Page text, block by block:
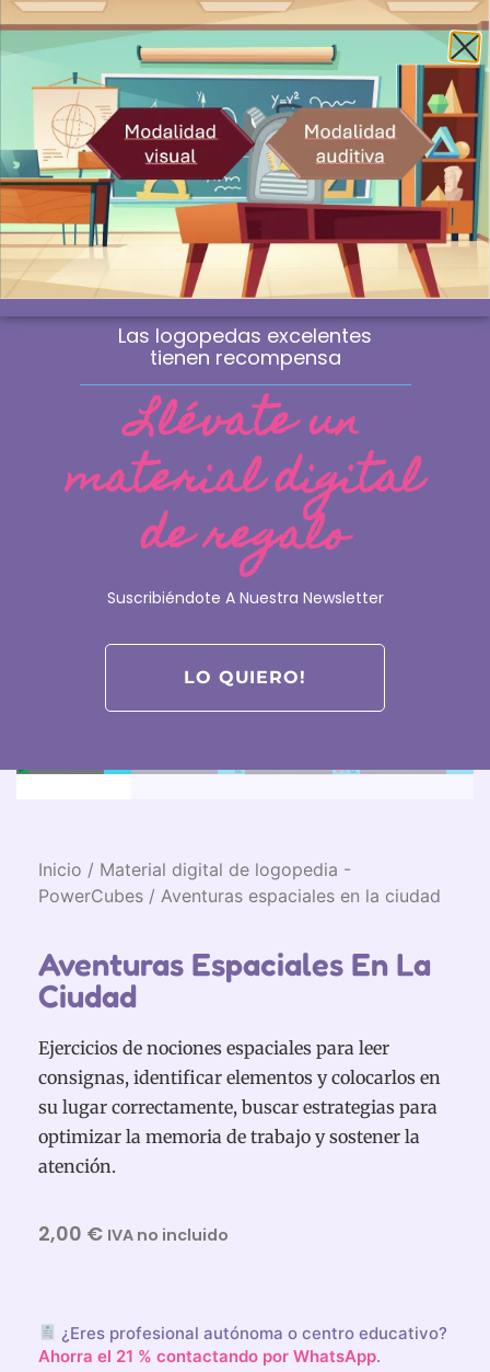
Envío gratis a la península a partir de 60€
¿Profesional? Compra sin IVA
WhatsApp
0
Inicio / Material digital de logopedia -
PowerCubes / Aventuras espaciales en la ciudad
Aventuras Espaciales En La
Ciudad
Ejercicios de nociones espaciales para leer
consignas, identificar elementos y colocarlos en
su lugar correctamente, buscar estrategias para
optimizar la memoria de trabajo y sostener la
atención.
2,00 € IVA no incluido
¿Eres profesional autónoma o centro educativo?
Ahorra el 21 % contactando por WhatsApp.
Las logopedas excelentes
tienen recompensa
Llévate un
material digital
de regalo
Suscribiéndote A Nuestra Newsletter
LO QUIERO!